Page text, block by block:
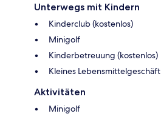
Unterwegs mit Kindern
Kinderclub (kostenlos)
Minigolf
Kinderbetreuung (kostenlos)
Kleines Lebensmittelgeschäft
Aktivitäten
Minigolf